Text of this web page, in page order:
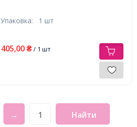
Упаковка: 1 шт
405,00 ₴/ 1 шт
→ Найти